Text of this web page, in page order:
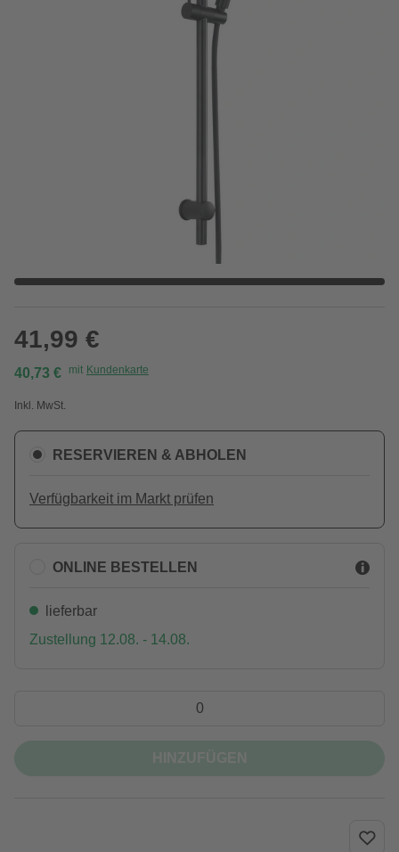
41,99 €
40,73 € mit Kundenkarte
Inkl. MwSt.
RESERVIEREN & ABHOLEN
Verfügbarkeit im Markt prüfen
ONLINE BESTELLEN
lieferbar
Zustellung 12.08. - 14.08.